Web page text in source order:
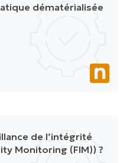
dématérialisée
de l’intégrité
Monitoring (FIM)) ?